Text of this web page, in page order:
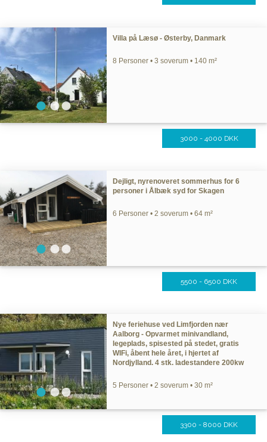
Villa på Læsø - Østerby, Danmark
8 Personer • 3 soverum • 140 m²
3000 - 4000 DKK
Dejligt, nyrenoveret sommerhus for 6
personer i Ålbæk syd for Skagen
6 Personer • 2 soverum • 64 m²
5500 - 6500 DKK
Nye feriehuse ved Limfjorden nær
Aalborg - Opvarmet minivandland,
legeplads, spisested på stedet, gratis
WIFi, åbent hele året, i hjertet af
Nordjylland. 4 stk. ladestandere 200kw
5 Personer • 2 soverum • 30 m²
3300 - 8000 DKK